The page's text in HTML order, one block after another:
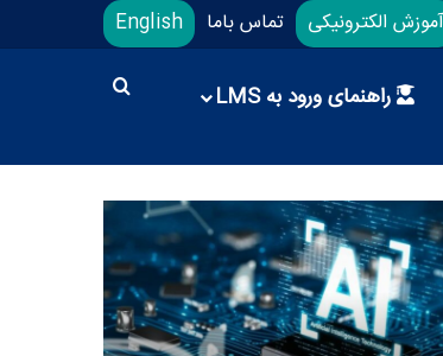
آموزش الکترونیکی تماس باما English
راهنمای ورود به LMS